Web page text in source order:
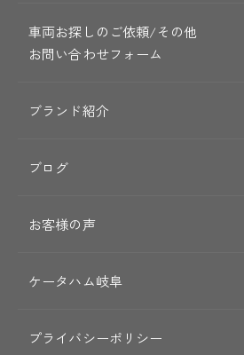
車両お探しのご依頼/その他
お問い合わせフォーム
ブランド紹介
ブログ
お客様の声
ケータハム岐阜
プライバシーポリシー